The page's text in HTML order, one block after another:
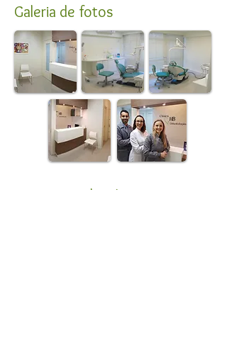
Galeria de fotos
Marque um horário